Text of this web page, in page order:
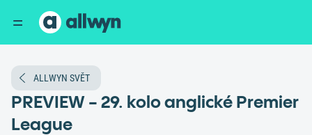
ALLWYN SVĚT
PREVIEW - 29. kolo anglické Premier
League